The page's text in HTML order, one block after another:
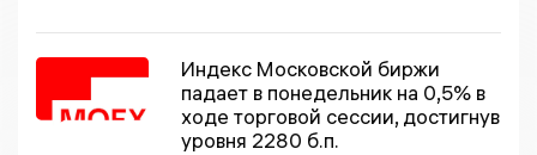
Индекс Московской биржи
падает в понедельник на 0,5% в
ходе торговой сессии, достигнув
уровня 2280 б.п.